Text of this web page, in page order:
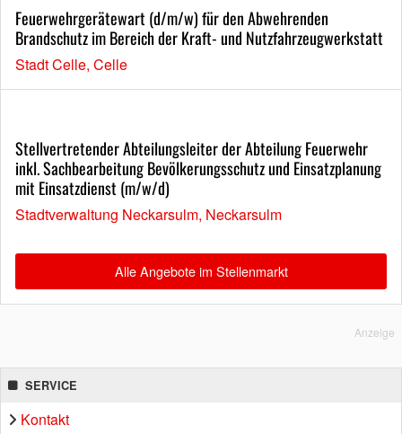
Feuerwehrgerätewart (d/m/w) für den Abwehrenden
Brandschutz im Bereich der Kraft- und Nutzfahrzeugwerkstatt
Stadt Celle, Celle
Stellvertretender Abteilungsleiter der Abteilung Feuerwehr
inkl. Sachbearbeitung Bevölkerungsschutz und Einsatzplanung
mit Einsatzdienst (m/w/d)
Stadtverwaltung Neckarsulm, Neckarsulm
Alle Angebote im Stellenmarkt
Anzeige
SERVICE
Kontakt